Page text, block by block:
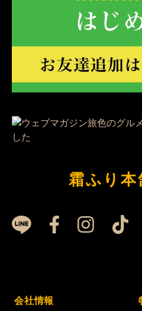
霜ふり本
会社情報